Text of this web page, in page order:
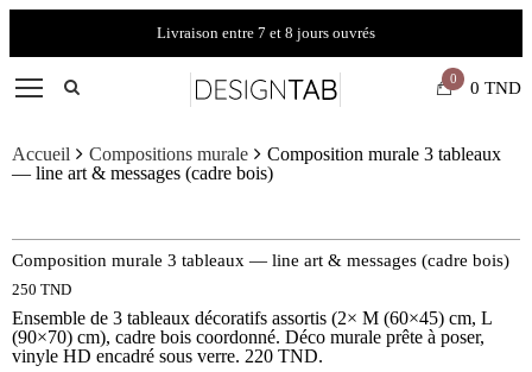
Livraison entre 7 et 8 jours ouvrés
0 0 TND
Accueil Compositions murale
Composition murale 3 tableaux
— line art & messages (cadre bois)
Composition murale 3 tableaux — line art & messages (cadre bois)
250 TND
Ensemble de 3 tableaux décoratifs assortis (2× M (60×45) cm, L
(90×70) cm), cadre bois coordonné. Déco murale prête à poser,
vinyle HD encadré sous verre. 220 TND.